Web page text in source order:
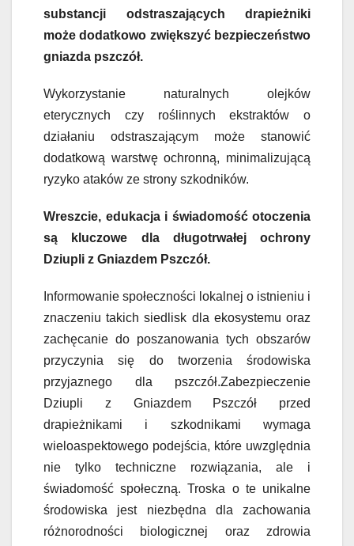
substancji odstraszających drapieżniki
może dodatkowo zwiększyć bezpieczeństwo
gniazda pszczół.
Wykorzystanie naturalnych olejków
eterycznych czy roślinnych ekstraktów o
działaniu odstraszającym może stanowić
dodatkową warstwę ochronną, minimalizującą
ryzyko ataków ze strony szkodników.
Wreszcie, edukacja i świadomość otoczenia
są kluczowe dla długotrwałej ochrony
Dziupli z Gniazdem Pszczół.
Informowanie społeczności lokalnej o istnieniu i
znaczeniu takich siedlisk dla ekosystemu oraz
zachęcanie do poszanowania tych obszarów
przyczynia się do tworzenia środowiska
przyjaznego dla pszczół.Zabezpieczenie
Dziupli z Gniazdem Pszczół przed
drapieżnikami i szkodnikami wymaga
wieloaspektowego podejścia, które uwzględnia
nie tylko techniczne rozwiązania, ale i
świadomość społeczną. Troska o te unikalne
środowiska jest niezbędna dla zachowania
różnorodności biologicznej oraz zdrowia